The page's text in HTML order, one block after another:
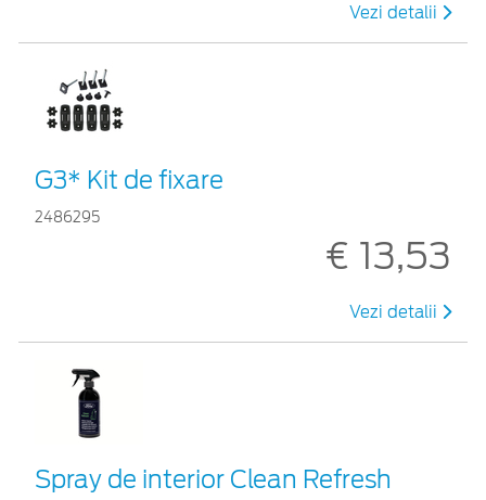
Vezi detalii
G3* Kit de fixare
2486295
€ 13,53
Vezi detalii
Spray de interior Clean Refresh